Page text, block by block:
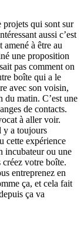
projets qui sont sur
aussi c’est
à être au
une proposition
pas comment on
boîte qui a le
avec son voisin,
du matin. C’est une
de contacts.
à aller voir.
y a toujours
cette expérience
incubateur ou une
votre boîte.
entreprenez en
ça, et cela fait
ça va